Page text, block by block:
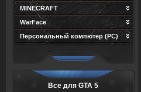
MINECRAFT
WarFace
Персональный компютер (PC)
Все для GTA 5